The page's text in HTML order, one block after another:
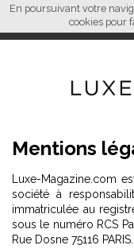
En poursuivant votre
cookies pour
Mentions légales. " />
Mentions
Luxe-Magazine.com
société à
immatriculée au
sous le numéro RCS
Rue Dosne 75116 PARIS.